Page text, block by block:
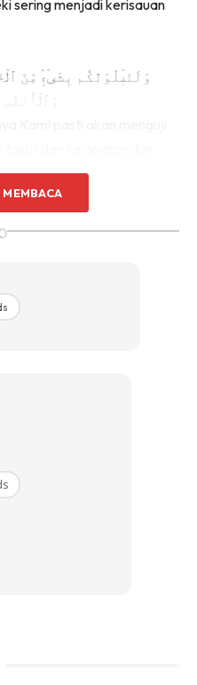
sering menjadi kerisauan
وَلَنَبۡلُوَنَّكُم بِشَىۡءٍ۬ مِّنَ
dan buah-buahan kerana
kamu sabar atau tidak atas
tubuh badan yang